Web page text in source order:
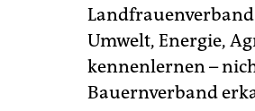
Umwelt, Energie,
kennenlernen –
Bauernverband